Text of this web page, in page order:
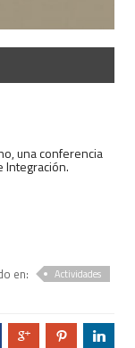
una conferencia
Integración.
en: Actividades
c d j